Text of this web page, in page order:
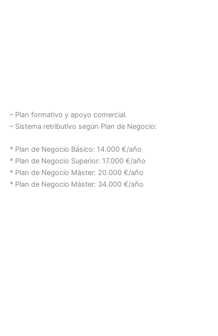
– Plan formativo y apoyo comercial.
– Sistema retributivo según Plan de Negocio:
* Plan de Negocio Básico: 14.000 €/año
* Plan de Negocio Superior: 17.000 €/año
* Plan de Negocio Máster: 20.000 €/año
* Plan de Negocio Máster: 34.000 €/año